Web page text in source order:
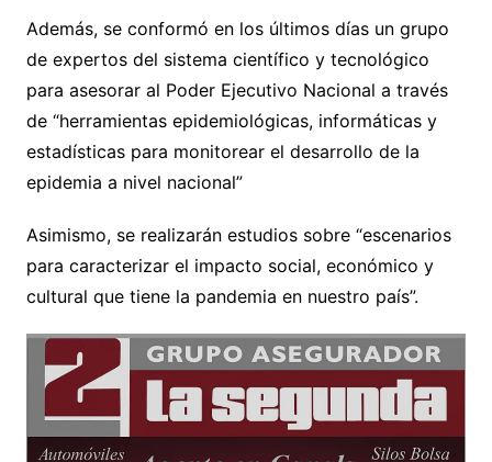
Además, se conformó en los últimos días un grupo
de expertos del sistema científico y tecnológico
para asesorar al Poder Ejecutivo Nacional a través
de “herramientas epidemiológicas, informáticas y
estadísticas para monitorear el desarrollo de la
epidemia a nivel nacional”
Asimismo, se realizarán estudios sobre “escenarios
para caracterizar el impacto social, económico y
cultural que tiene la pandemia en nuestro país”.